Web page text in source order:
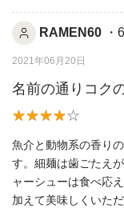
RAMEN60
2021年06月20日
名前の通りコク
魚介と動物系の香り
す。細麺は歯ごたえ
ャーシューは食べ応
加えて美味しくいただ